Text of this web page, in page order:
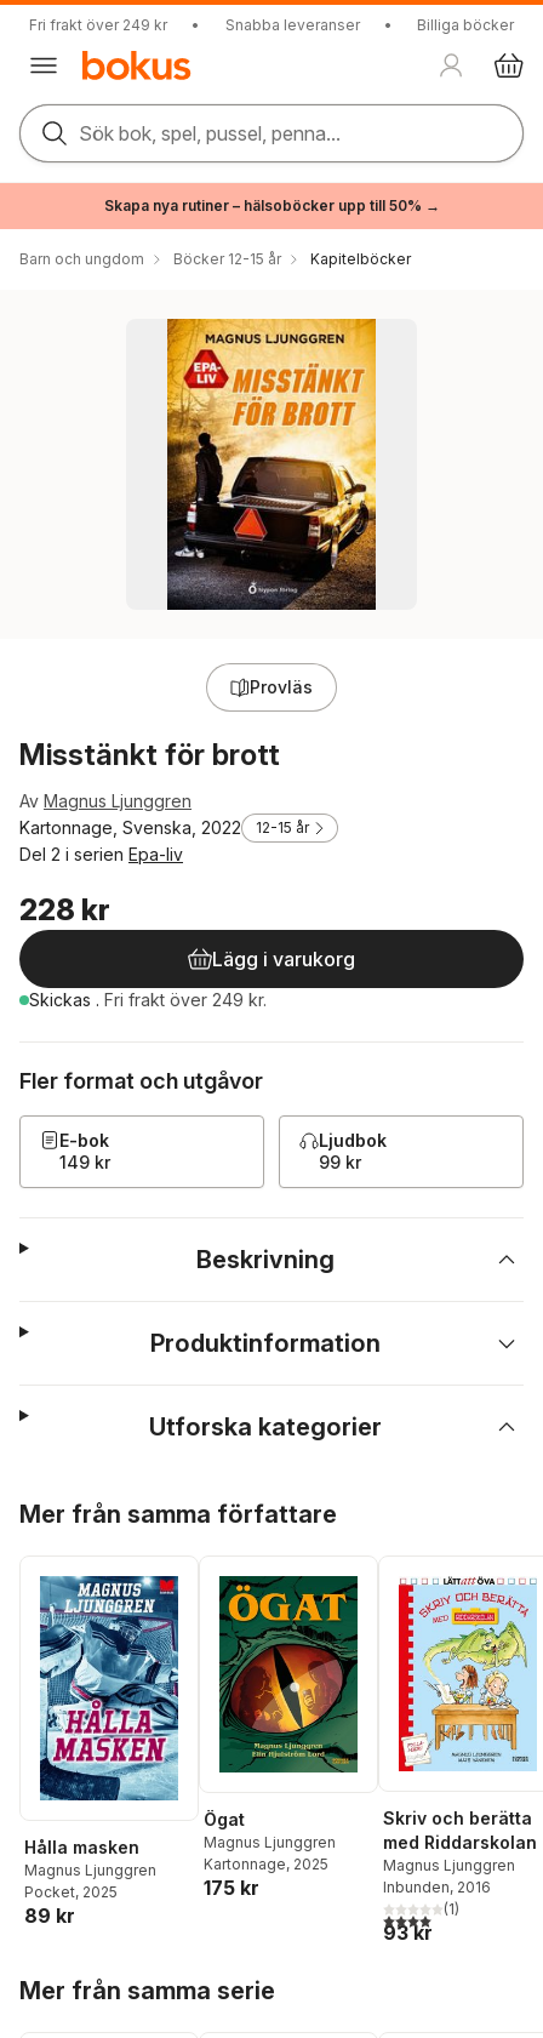
Fri frakt över 249 kr • Snabba leveranser • Billiga böcker
Sök bok, spel, pussel, penna...
Skapa nya rutiner – hälsoböcker upp till 50% →
Barn och ungdom Böcker 12-15 år Kapitelböcker
Provläs
Misstänkt för brott
Av Magnus Ljunggren
Kartonnage, Svenska, 2022
12-15 år
Del 2 i serien Epa-liv
228 kr
Lägg i varukorg
Skickas . Fri frakt över 249 kr.
Fler format och utgåvor
E-bok
149 kr
Ljudbok
99 kr
Beskrivning
Produktinformation
Utforska kategorier
Mer från samma författare
Hålla masken
Magnus Ljunggren
Pocket, 2025
89 kr
Ögat
Magnus Ljunggren
Kartonnage, 2025
175 kr
Skriv och berätta
med Riddarskolan
Magnus Ljunggren
Inbunden, 2016
4,0utav 5 stjärnor.
(1)
93 kr
Mer från samma serie